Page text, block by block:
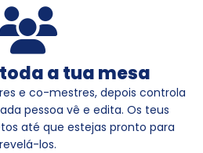
a tua mesa
e co-mestres, depois controla
pessoa vê e edita. Os teus
até que estejas pronto para
revelá-los.